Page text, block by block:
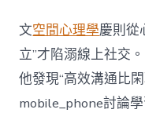
文空間心理學慶則從
立”才陷溺線上社交
他發現“高效溝通比
mobile_phone討論